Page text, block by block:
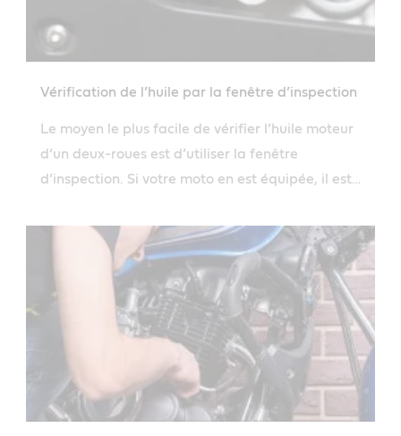
Vérification de l’huile par la fenêtre d’inspection
Le moyen le plus facile de vérifier l’huile moteur
d’un deux-roues est d’utiliser la fenêtre
d’inspection. Si votre moto en est équipée, il est
suivant notre guide simplifié.